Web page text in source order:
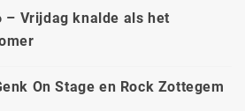
– Vrijdag knalde als het
On Stage en Rock Zottegem